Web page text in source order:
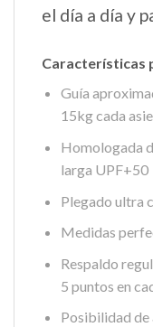
el día a día y
Características
Guía
15kg cada
Homologada
larga UPF+50
Plegado ultra
Medidas
Respaldo
5 puntos en
Posibilidad